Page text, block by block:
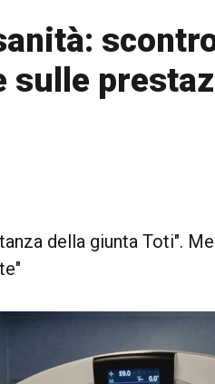
sulle
della giunta Toti".